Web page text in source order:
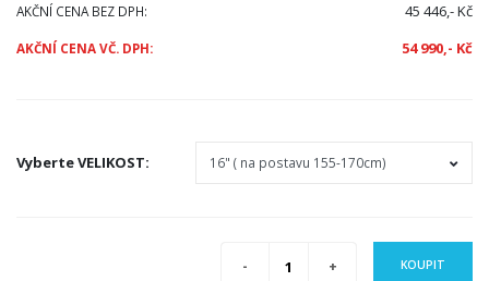
AKČNÍ CENA BEZ DPH: 45 446,- Kč
AKČNÍ CENA VČ. DPH: 54 990,- Kč
VyberteVELIKOST:
KOUPIT